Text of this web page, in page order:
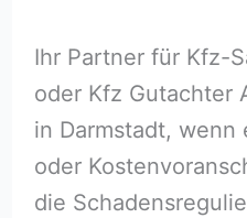
Ihr Partner für Kfz-
oder Kfz Gutachter
in Darmstadt, wenn
oder
die